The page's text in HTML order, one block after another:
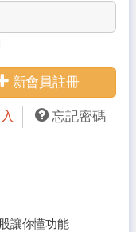
新會員註冊
忘記密碼
讓你懂功能